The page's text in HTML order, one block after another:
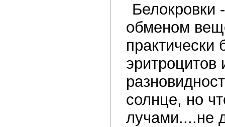
Белокровки
обменом
практически
солнце, но
лучами....не